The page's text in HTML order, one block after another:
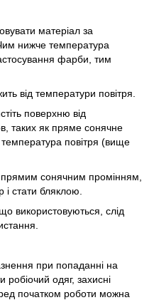
матеріал за
нижче температура
фарби, тим
від температури повітря.
поверхню від
таких як пряме сонячне
температура повітря (вище
сонячним промінням,
і стати бляклою.
використовуються, слід
при попаданні на
робіочий одяг, захисні
початком роботи можна